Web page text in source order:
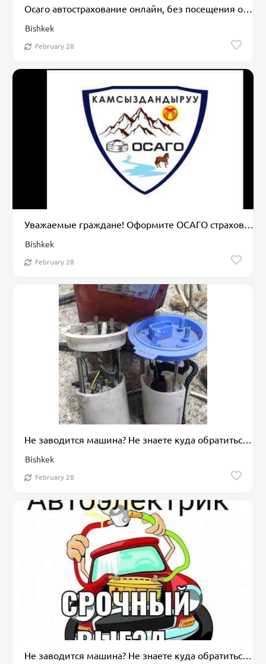
Осаго автострахование онлайн, без посещения офиса, предоставляем
Bishkek
February 28
Bishkek
February 28
Не заводится машина? Не знаете куда обратиться? Не переживайте выход
Bishkek
February 28